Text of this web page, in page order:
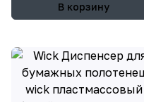
В корзину